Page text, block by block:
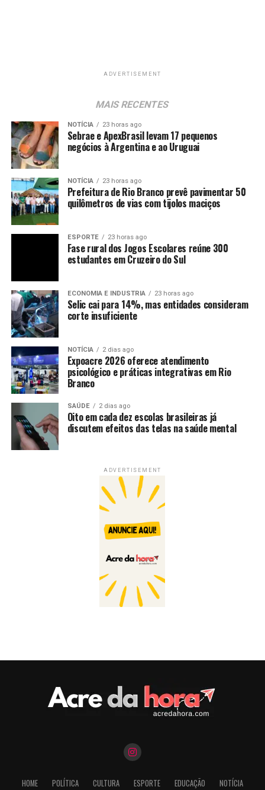
ADVERTISEMENT
MAIS RECENTES
NOTÍCIA 23 horas ago
Sebrae e ApexBrasil levam 17 pequenos
negócios à Argentina e ao Uruguai
NOTÍCIA 23 horas ago
Prefeitura de Rio Branco prevê pavimentar 50
quilômetros de vias com tijolos maciços
ESPORTE 23 horas ago
Fase rural dos Jogos Escolares reúne 300
estudantes em Cruzeiro do Sul
ECONOMIA E INDUSTRIA 23 horas ago
Selic cai para 14%, mas entidades consideram
corte insuficiente
NOTÍCIA 2 dias ago
Expoacre 2026 oferece atendimento
psicológico e práticas integrativas em Rio
Branco
SAÚDE 2 dias ago
Oito em cada dez escolas brasileiras já
discutem efeitos das telas na saúde mental
ADVERTISEMENT
HOME POLÍTICA CULTURA ESPORTE EDUCAÇÃO NOTÍCIA